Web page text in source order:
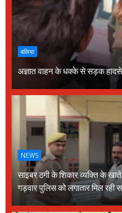
बलिया
अज्ञात वाहन के धक्के से सड़क हादसे
NEWS
साइबर ठगी के शिकार व्यक्ति के
गड़वार पुलिस को लगातार मिल रही